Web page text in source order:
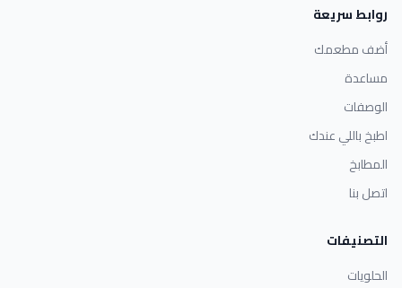
روابط سريعة
أضف مطعمك
مساعدة
الوصفات
اطبخ باللي عندك
المطابخ
اتصل بنا
التصنيفات
الحلويات